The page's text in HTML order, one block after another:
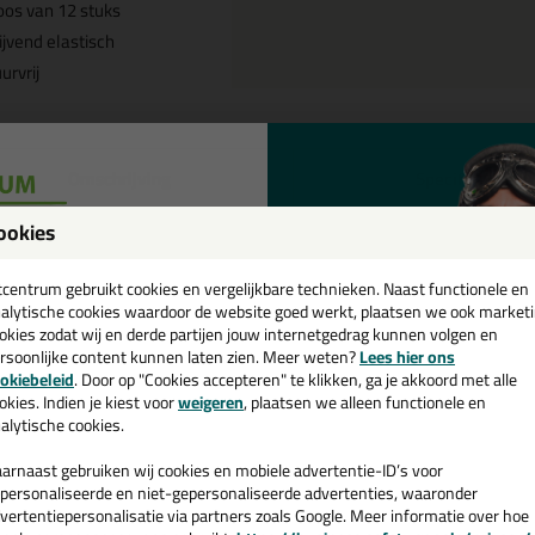
van 12 stuks
elastisch
Specificaties
it Silicon 218 doos /12
in RAL 3005
de Seal-it Silicon 218 doos /12 kokers in RAL, NCS of Sikkens
je meer weten over de toepassing en kenmerken van dit product?
gebruikt cookies en vergelijkbare technieken. Naast functionele en
cookies waardoor de website goed werkt, plaatsen we ook
zodat wij en derde partijen jouw internetgedrag kunnen volgen en
content kunnen laten zien. Meer weten?Lees hier ons
. Door op "Cookies accepteren" te klikken, ga je akkoord met alle
Indien je kiest voorweigeren, plaatsen we alleen functionele en
cookies.
gebruiken wij cookies en mobiele advertentie-ID’s voor
en niet-gepersonaliseerde advertenties, waaronder
via partners zoals Google. Meer informatie over hoe
💚
en ontvang een
€35,-bij je eerste bestelling!